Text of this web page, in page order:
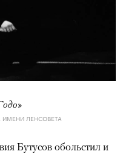
ИМЕНИ ЛЕНСОВЕТА
Бутусов обольстил и